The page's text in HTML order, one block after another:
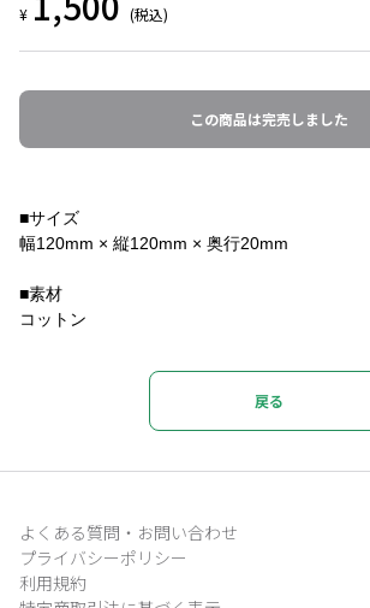
¥ (税込)
この商品は完売しました
■サイズ
幅120mm × 縦120mm × 奥行20mm
■素材
コットン
戻る
よくある質問・お問い合わせ
プライバシーポリシー
利用規約